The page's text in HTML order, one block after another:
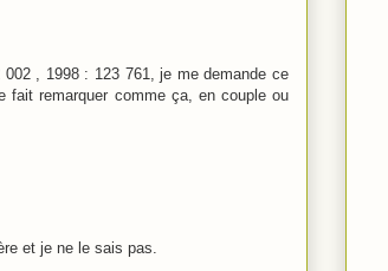
, 1998 : 123 761, je me demande ce
fait remarquer comme ça, en couple ou
et je ne le sais pas.